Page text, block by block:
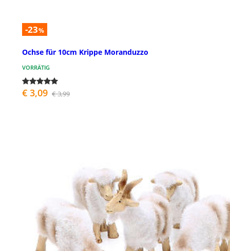
-23%
Ochse für 10cm Krippe Moranduzzo
VORRÄTIG
€ 3,09 € 3,99